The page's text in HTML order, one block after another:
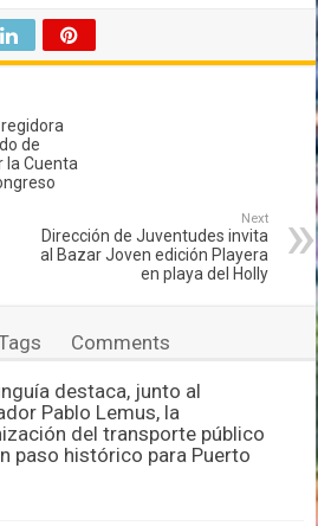
de
la Cuenta
Next
Dirección de Juventudes invita
al Bazar Joven edición Playera
en playa del Holly
Comments
destaca, junto al
Pablo Lemus, la
del transporte público
paso histórico para Puerto